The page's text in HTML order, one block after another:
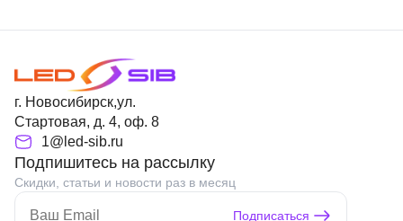
г. Новосибирск,ул.
Стартовая, д. 4, оф. 8
1@led-sib.ru
Подпишитесь на рассылку
Скидки, статьи и новости раз в месяц
Подписаться